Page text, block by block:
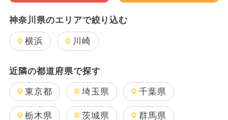
神奈川県のエリアで絞り込む
横浜 川崎
近隣の都道府県で探す
東京都 埼玉県 千葉県
栃木県 茨城県 群馬県